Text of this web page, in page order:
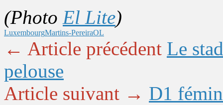
(Photo El Lite)
LuxembourgMartins-PereiraOL
← Article précédent Le
pelouse
Article suivant → D1